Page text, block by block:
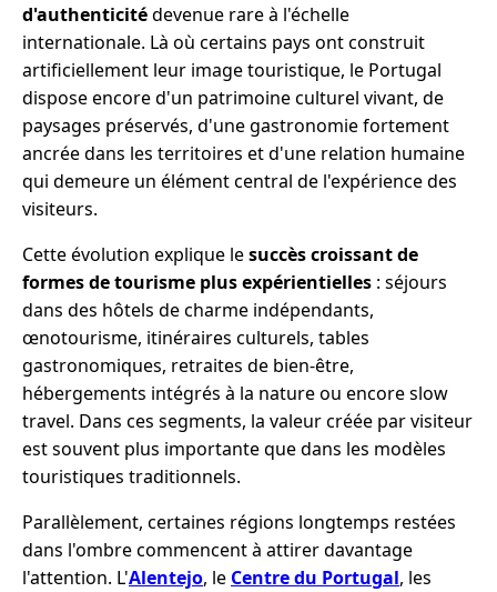
d'authenticitédevenue rare à l'échelle
internationale. Là où certains pays ont construit
artificiellement leur image touristique, le Portugal
dispose encore d'un patrimoine culturel vivant, de
paysages préservés, d'une gastronomie fortement
ancrée dans les territoires et d'une relation humaine
qui demeure un élément central de l'expérience des
visiteurs.
Cette évolution explique lesuccès croissant de
formes de tourisme plus expérientielles : séjours
dans des hôtels de charme indépendants,
œnotourisme, itinéraires culturels, tables
gastronomiques, retraites de bien-être,
hébergements intégrés à la nature ou encore slow
travel. Dans ces segments, la valeur créée par visiteur
est souvent plus importante que dans les modèles
touristiques traditionnels.
Parallèlement, certaines régions longtemps restées
dans l'ombre commencent à attirer davantage
l'attention. L'Alentejo, le Centre du Portugal, les